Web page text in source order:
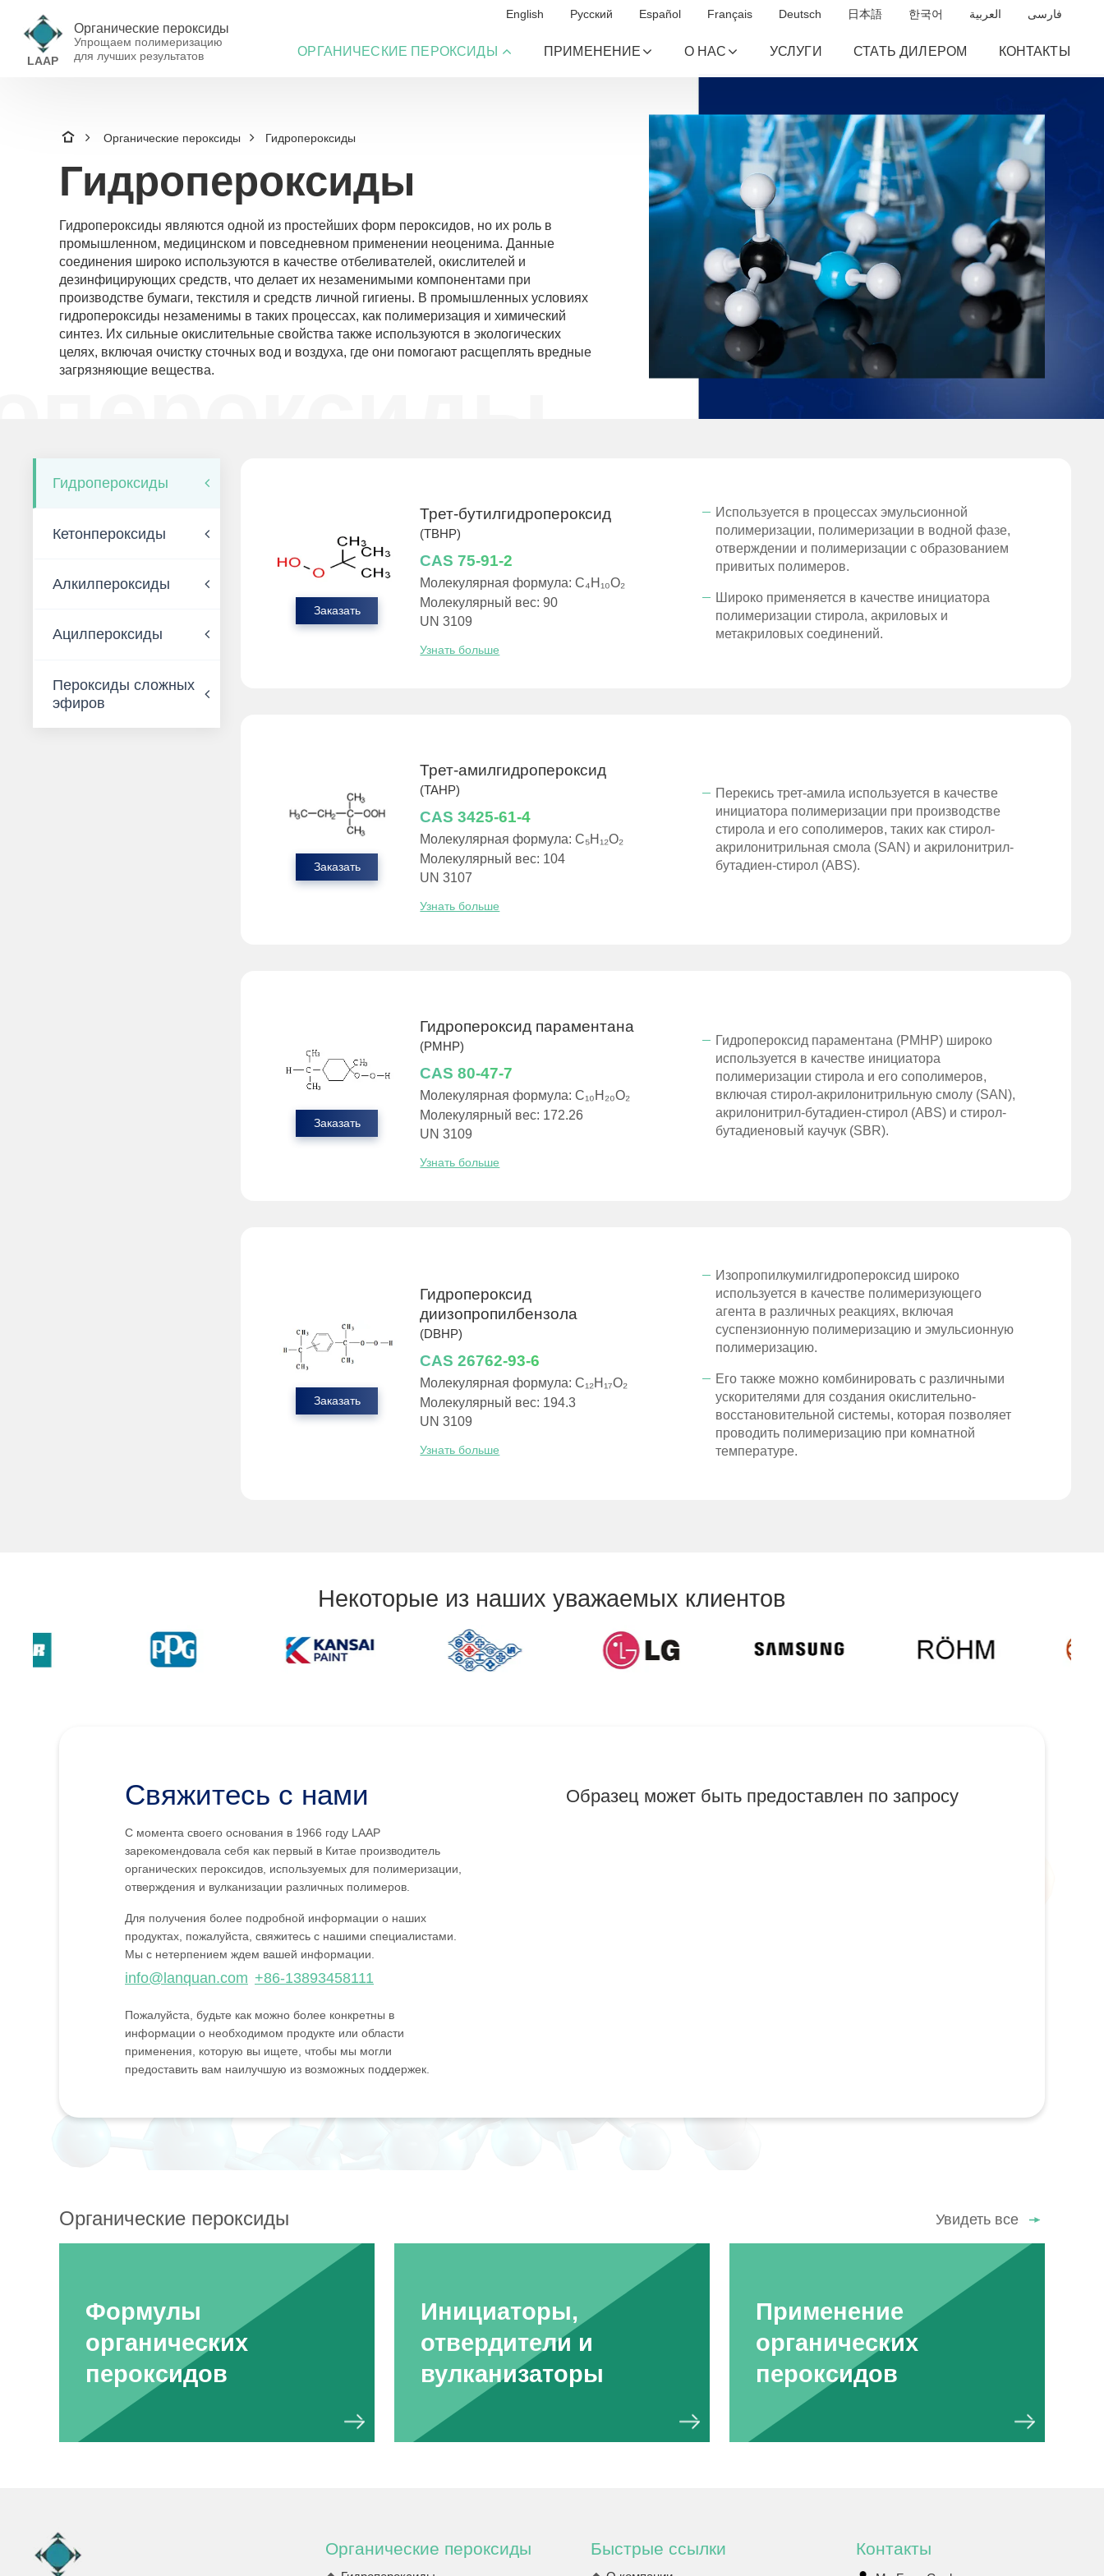
LAAP
Органические пероксиды
Упрощаем полимеризацию
для лучших результатов
English Русский Español Français Deutsch 日本語 한국어 العربية فارسی
ОРГАНИЧЕСКИЕ ПЕРОКСИДЫ ПРИМЕНЕНИЕ О НАС УСЛУГИ СТАТЬ ДИЛЕРОМ КОНТАКТЫ
Органические пероксиды Гидропероксиды
Гидропероксиды
Гидропероксиды являются одной из простейших форм пероксидов, но их роль в
промышленном, медицинском и повседневном применении неоценима. Данные
соединения широко используются в качестве отбеливателей, окислителей и
дезинфицирующих средств, что делает их незаменимыми компонентами при
производстве бумаги, текстиля и средств личной гигиены. В промышленных условиях
гидропероксиды незаменимы в таких процессах, как полимеризация и химический
синтез. Их сильные окислительные свойства также используются в экологических
целях, включая очистку сточных вод и воздуха, где они помогают расщеплять вредные
загрязняющие вещества.
Гидропероксиды
Кетонпероксиды
Алкилпероксиды
Ацилпероксиды
Пероксиды сложных
эфиров
Заказать
Трет-бутилгидропероксид
(TBHP)
CAS 75-91-2
Молекулярная формула: C₄H₁₀O₂
Молекулярный вес: 90
UN 3109
Узнать больше
Используется в процессах эмульсионной
полимеризации, полимеризации в водной фазе,
отверждении и полимеризации с образованием
привитых полимеров.
Широко применяется в качестве инициатора
полимеризации стирола, акриловых и
метакриловых соединений.
Заказать
Трет-амилгидропероксид
(TAHP)
CAS 3425-61-4
Молекулярная формула: C₅H₁₂O₂
Молекулярный вес: 104
UN 3107
Узнать больше
Перекись трет-амила используется в качестве
инициатора полимеризации при производстве
стирола и его сополимеров, таких как стирол-
акрилонитрильная смола (SAN) и акрилонитрил-
бутадиен-стирол (ABS).
Заказать
Гидропероксид параментана
(PMHP)
CAS 80-47-7
Молекулярная формула: C₁₀H₂₀O₂
Молекулярный вес: 172.26
UN 3109
Узнать больше
Гидропероксид параментана (PMHP) широко
используется в качестве инициатора
полимеризации стирола и его сополимеров,
включая стирол-акрилонитрильную смолу (SAN),
акрилонитрил-бутадиен-стирол (ABS) и стирол-
бутадиеновый каучук (SBR).
Заказать
Гидропероксид
диизопропилбензола
(DBHP)
CAS 26762-93-6
Молекулярная формула: C₁₂H₁₇O₂
Молекулярный вес: 194.3
UN 3109
Узнать больше
Изопропилкумилгидропероксид широко
используется в качестве полимеризующего
агента в различных реакциях, включая
суспензионную полимеризацию и эмульсионную
полимеризацию.
Его также можно комбинировать с различными
ускорителями для создания окислительно-
восстановительной системы, которая позволяет
проводить полимеризацию при комнатной
температуре.
Некоторые из наших уважаемых клиентов
Свяжитесь с нами
С момента своего основания в 1966 году LAAP
зарекомендовала себя как первый в Китае производитель
органических пероксидов, используемых для полимеризации,
отверждения и вулканизации различных полимеров.
Для получения более подробной информации о наших
продуктах, пожалуйста, свяжитесь с нашими специалистами.
Мы с нетерпением ждем вашей информации.
info@lanquan.com +86-13893458111
Пожалуйста, будьте как можно более конкретны в
информации о необходимом продукте или области
применения, которую вы ищете, чтобы мы могли
предоставить вам наилучшую из возможных поддержек.
Образец может быть предоставлен по запросу
Органические пероксиды Увидеть все
Формулы
органических
пероксидов
Инициаторы,
отвердители и
вулканизаторы
Применение
органических
пероксидов
Органические пероксиды Быстрые ссылки Контакты